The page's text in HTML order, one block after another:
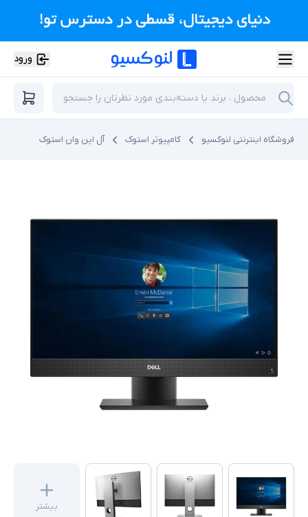
ورود
فروشگاه اینترنتی لنوکسیو کامپیوتر استوک آل این وان استوک
بیشتر